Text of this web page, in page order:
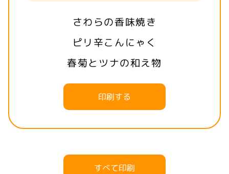
さわらの香味焼き
ピリ辛こんにゃく
春菊とツナの和え物
印刷する
すべて印刷